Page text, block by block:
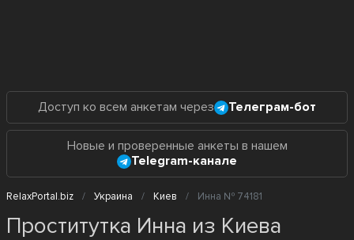
Доступ ко всем анкетам через Телеграм-бот
Новые и проверенные анкеты в нашем
Telegram-канале
RelaxPortal.biz Украина Киев Инна № 74181
Проститутка Инна из Киева